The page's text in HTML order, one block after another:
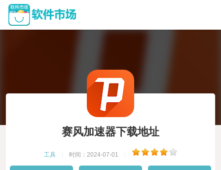
赛风加速器下载地址
工具 时间：2024-07-01